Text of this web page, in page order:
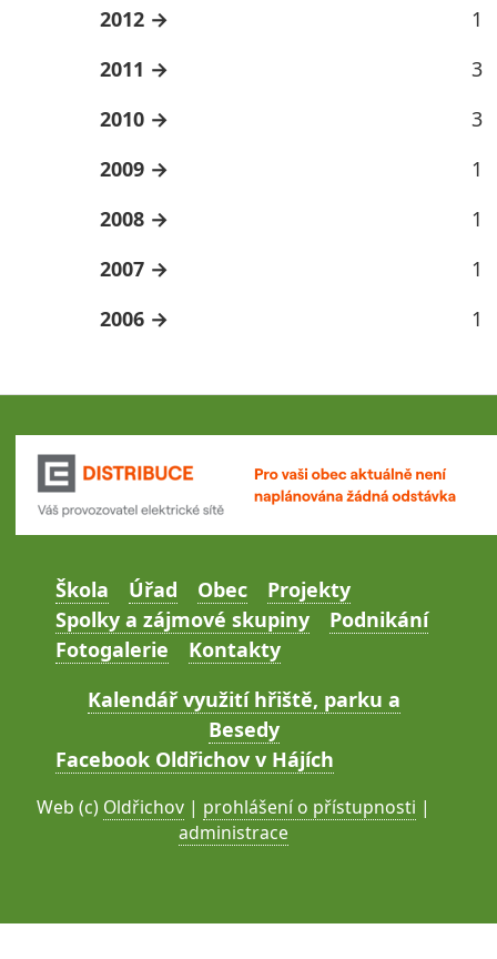
2012
1
2011
3
2010
3
2009
1
2008
1
2007
1
2006
1
Škola Úřad Obec
Projekty
Spolky a zájmové skupiny
Podnikání
Fotogalerie
Kontakty
Kalendář využití hřiště, parku a
Besedy
Facebook Oldřichov v Hájích
Web (c) Oldřichov | prohlášení o přístupnosti |
administrace